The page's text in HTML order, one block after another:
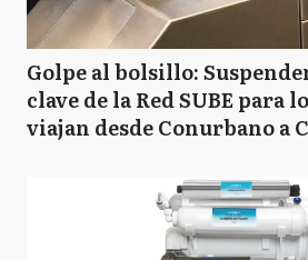
Golpe al bolsillo:
clave de la Red SUBE para
viajan desde Conurbano a